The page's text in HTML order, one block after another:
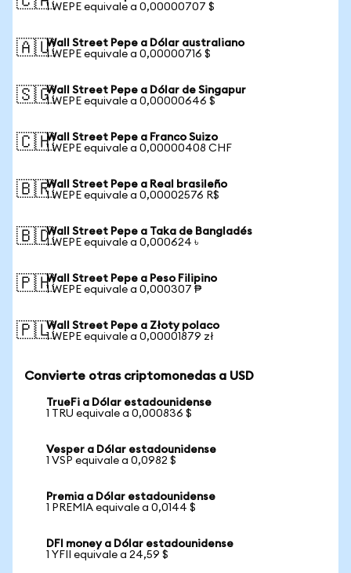
1 WEPE equivale a 0,00000707 $
🇦🇺Wall Street Pepe a Dólar australiano
1 WEPE equivale a 0,00000716 $
🇸🇬Wall Street Pepe a Dólar de Singapur
1 WEPE equivale a 0,00000646 $
🇨🇭Wall Street Pepe a Franco Suizo
1 WEPE equivale a 0,00000408 CHF
🇧🇷Wall Street Pepe a Real brasileño
1 WEPE equivale a 0,00002576 R$
🇧🇩Wall Street Pepe a Taka de Bangladés
1 WEPE equivale a 0,000624 ৳
🇵🇭Wall Street Pepe a Peso Filipino
1 WEPE equivale a 0,000307 ₱
🇵🇱Wall Street Pepe a Złoty polaco
1 WEPE equivale a 0,00001879 zł
Convierte otras criptomonedas a USD
TrueFi a Dólar estadounidense
1 TRU equivale a 0,000836 $
Vesper a Dólar estadounidense
1 VSP equivale a 0,0982 $
Premia a Dólar estadounidense
1 PREMIA equivale a 0,0144 $
DFI money a Dólar estadounidense
1 YFII equivale a 24,59 $